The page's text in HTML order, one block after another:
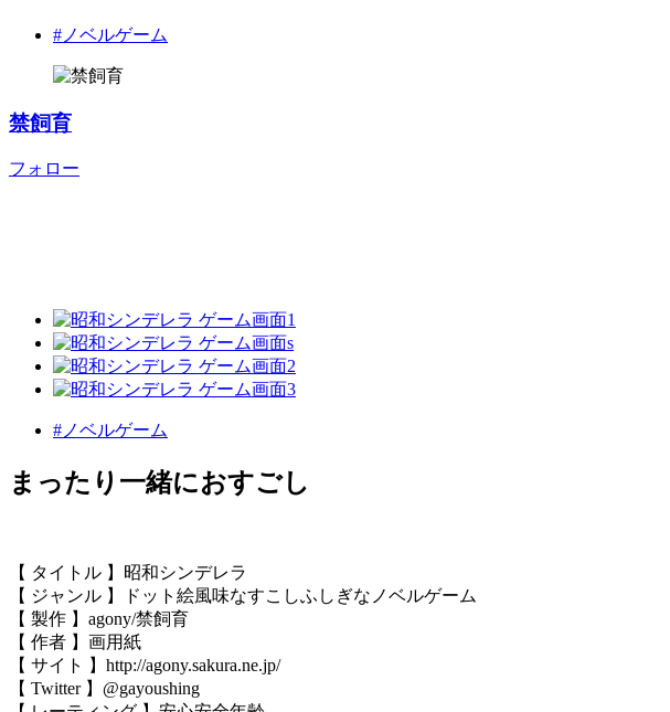
#ノベルゲーム
禁飼育
フォロー
#ノベルゲーム
まったり一緒におすごし
【 タイトル 】昭和シンデレラ
【 ジャンル 】ドット絵風味なすこしふしぎなノベルゲーム
【 製作 】agony/禁飼育
【 作者 】画用紙
【 サイト 】http://agony.sakura.ne.jp/
【 Twitter 】@gayoushing